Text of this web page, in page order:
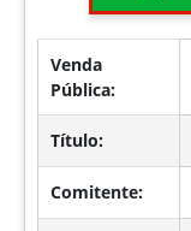
Venda
Pública:
Título:
Comitente: